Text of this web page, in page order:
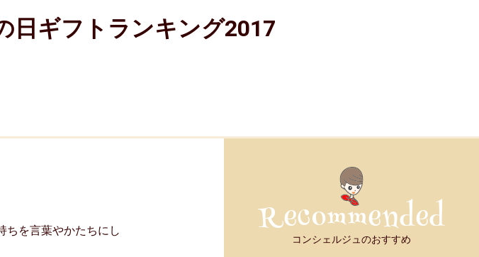
日ギフトランキング2017
ちを言葉やかたちにし
コンシェルジュのおすすめ